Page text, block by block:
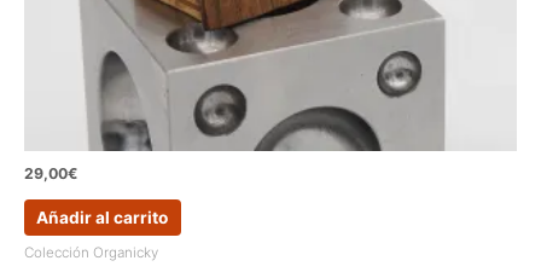
29,00€
Añadir al carrito
Colección Organicky